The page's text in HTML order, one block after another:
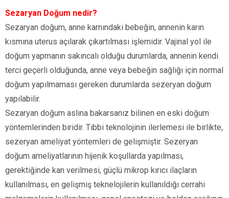
Sezaryan Doğum nedir?
Sezaryan doğum, anne karnındaki bebeğin, annenin karın
kısmına uterus açılarak çıkartılması işlemidir. Vajinal yol ile
doğum yapmanın sakıncalı olduğu durumlarda, annenin kendi
terci geçerli olduğunda, anne veya bebeğin sağlığı için normal
doğum yapılmaması gereken durumlarda sezeryan doğum
yapılabilir.
Sezaryan doğum aslına bakarsanız bilinen en eski doğum
yöntemlerinden biridir. Tıbbi teknolojinin ilerlemesi ile birlikte,
sezeryan ameliyat yöntemleri de gelişmiştir. Sezeryan
doğum ameliyatlarının hijenik koşullarda yapılması,
gerektiğinde kan verilmesi, güçlü mikrop kırıcı ilaçların
kullanılması, en gelişmiş teknelojilerin kullanıldığı cerrahi